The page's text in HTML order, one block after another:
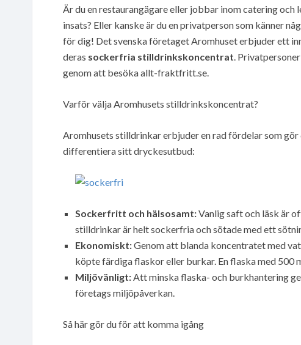
Är du en restaurangägare eller jobbar inom catering
insats? Eller kanske är du en privatperson som känner
för dig! Det svenska företaget Aromhuset erbjuder ett
deras sockerfria stilldrinkskoncentrat.
genom att besöka allt-fraktfritt.se.
Varför välja Aromhusets stilldrinkskoncentrat?
Aromhusets stilldrinkar erbjuder en rad fördelar som
differentiera sitt dryckesutbud:
Sockerfritt och hälsosamt:Vanlig saft och läsk är
stilldrinkar är helt sockerfria och sötade med ett
Ekonomiskt:Genom att blanda koncentratet med
köpte färdiga flaskor eller burkar. En flaska med
Miljövänligt:Att minska flaska- och burkhantering
företags miljöpåverkan.
Så här gör du för att komma igång